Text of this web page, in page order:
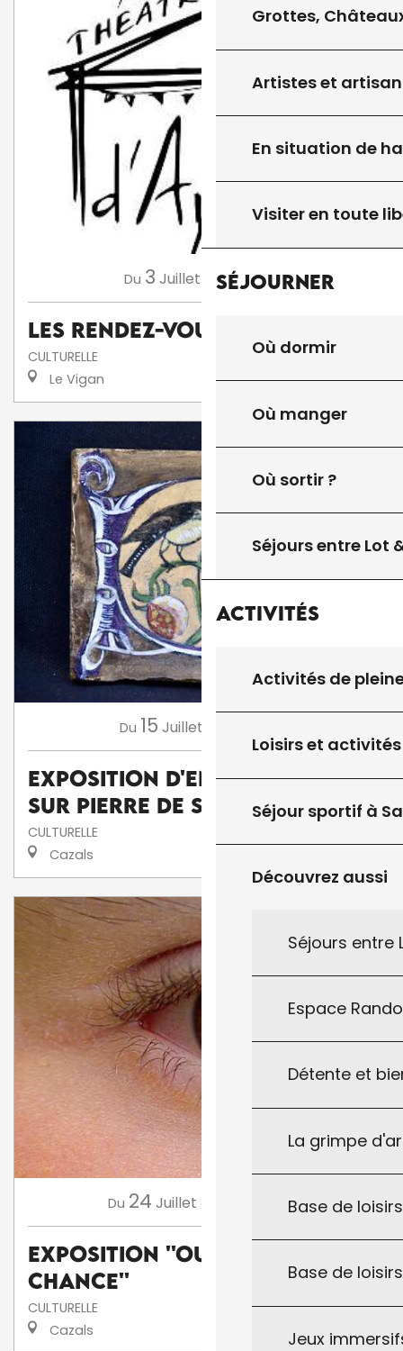
Grottes,
Artistes et
En situation de
Visiter en toute
Séjourner
Où dormir
Où manger
Où sortir ?
Séjours entre Lot
Activités
Activités de
Loisirs et activités
Séjour sportif à
Découvrez aussi
Séjours entre
Espace
Détente et
La grimpe
Base de
Base de
Jeux
Du 3 Juillet au13 Août
Les Rendez-Vous d'Aymare
CULTURELLE
Le Vigan
Du 15 Juillet
Exposition d'enluminures
sur pierre de Serge Barlan
CULTURELLE
Cazals
Du 24 Juillet au ...
Exposition ''Oups, Flop,
Chance''
CULTURELLE
Cazals